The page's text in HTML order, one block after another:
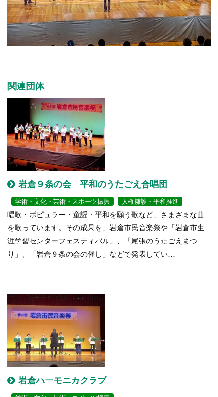
関連団体
岩倉９条の会 平和のうたごえ合唱団
学術・文化・芸術・スポーツ振興 人権擁護・平和推進
唱歌・ポピュラー・童謡・平和を願う歌など、さまざまな曲
を歌っています。その成果を、岩倉市民音楽祭や「岩倉市生
涯学習センターフェスティバル」、「尾張のうたごえまつ
り」、「岩倉９条の会の催し」などで発表してい…
岩倉ハーモニカクラブ